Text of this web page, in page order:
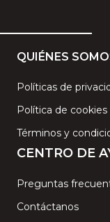
QUIÉNES
Políticas de
Política de cookies
Términos y
CENTRO DE
Preguntas
Contáctanos